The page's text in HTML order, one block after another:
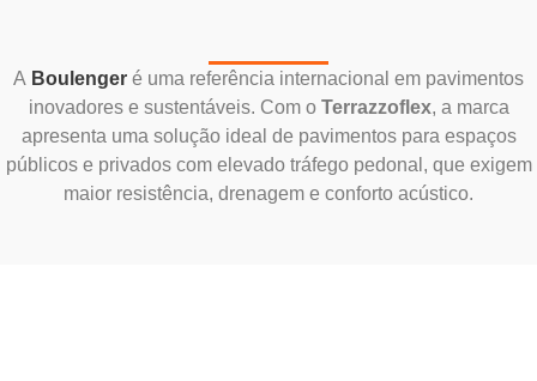
A Boulenger é uma referência internacional em pavimentos
inovadores e sustentáveis. Com o Terrazzoflex, a marca
apresenta uma solução ideal de pavimentos para espaços
públicos e privados com elevado tráfego pedonal, que exigem
maior resistência, drenagem e conforto acústico.